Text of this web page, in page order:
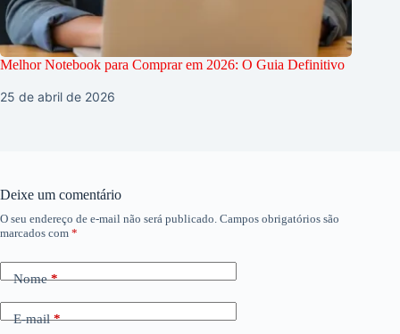
Melhor Notebook para Comprar em 2026: O Guia Definitivo
25 de abril de 2026
Deixe um comentário
O seu endereço de e-mail não será publicado. Campos obrigatórios são
marcados com *
Nome*
E-mail*